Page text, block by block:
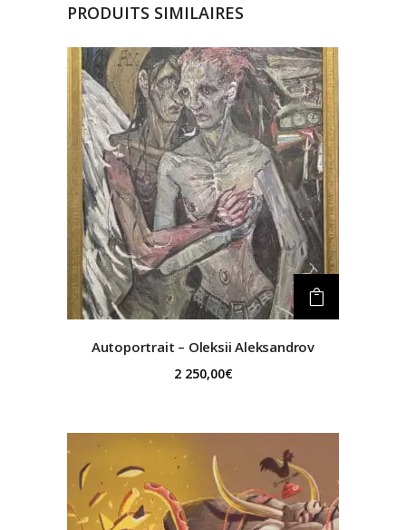
PRODUITS SIMILAIRES
Autoportrait – Oleksii Aleksandrov
2 250,00€